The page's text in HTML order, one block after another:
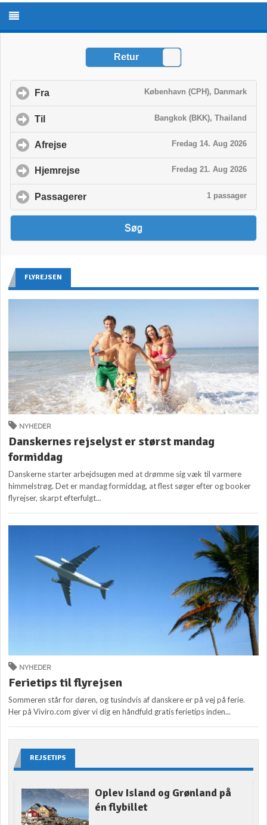
FLYREJSEN
NYHEDER
Danskernes rejselyst er størst mandag
formiddag
Danskerne starter arbejdsugen med at drømme sig væk til varmere
himmelstrøg. Det er mandag formiddag, at flest søger efter og booker
flyrejser, skarpt efterfulgt...
NYHEDER
Ferietips til flyrejsen
Sommeren står for døren, og tusindvis af danskere er på vej på ferie.
Her på Viviro.com giver vi dig en håndfuld gratis ferietips inden...
REJSETIPS
Oplev Island og Grønland på
én flybillet